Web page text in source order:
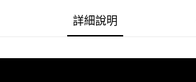
４．使用「AFTEE先享後付」時，將依據個別
時審查核予不同之上限額度；若仍有額度不足之
詳細說明